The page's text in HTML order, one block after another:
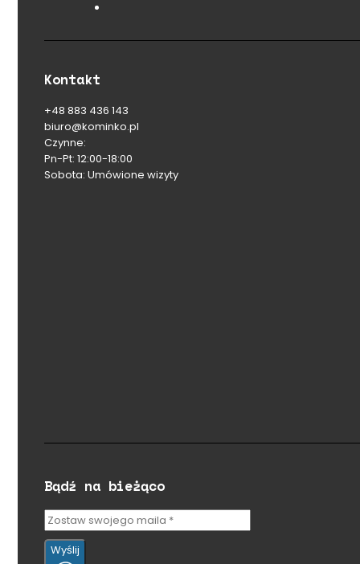
Kontakt
+48 883 436 143
biuro@kominko.pl
Czynne:
Pn-Pt: 12:00-18:00
Sobota: Umówione wizyty
Bądź na bieżąco
Wyślij